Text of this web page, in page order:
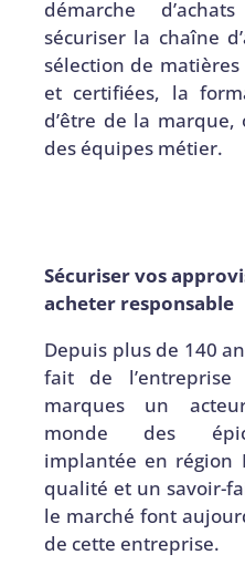
démarche
sécuriser la chaîne
sélection de
et certifiées, la
d’être de la marque,
des équipes métier.
Sécuriser vos
acheter responsable
Depuis plus de 140
fait de l’entreprise
marques un
monde des
implantée en région
qualité et un savoir-
le marché font
de cette entreprise.